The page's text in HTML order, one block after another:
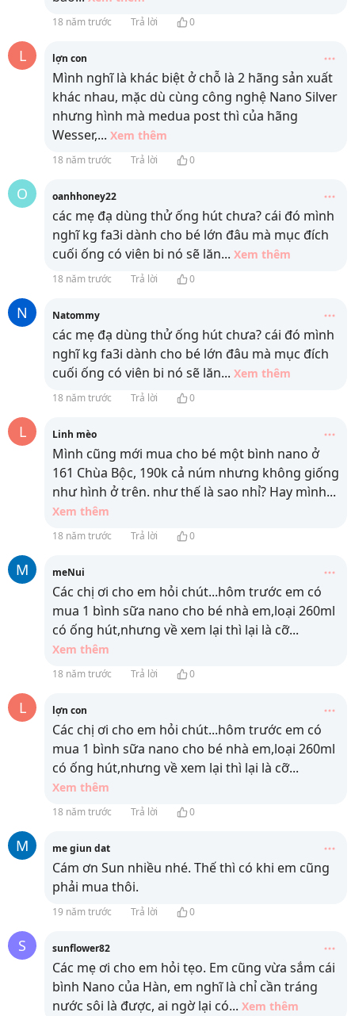
18 năm trước Trả lời 0
L lợn con
Mình nghĩ là khác biệt ở chỗ là 2 hãng sản xuất
khác nhau, mặc dù cùng công nghệ Nano Silver
nhưng hình mà medua post thì của hãng
Wesser,... Xem thêm
18 năm trước Trả lời 0
O oanhhoney22
các mẹ đạ dùng thử ống hút chưa? cái đó mình
nghĩ kg fa3i dành cho bé lớn đâu mà mục đích
cuối ống có viên bi nó sẽ lăn... Xem thêm
18 năm trước Trả lời 0
N Natommy
các mẹ đạ dùng thử ống hút chưa? cái đó mình
nghĩ kg fa3i dành cho bé lớn đâu mà mục đích
cuối ống có viên bi nó sẽ lăn... Xem thêm
18 năm trước Trả lời 0
L Linh mèo
Mình cũng mới mua cho bé một bình nano ở
161 Chùa Bộc, 190k cả núm nhưng không giống
như hình ở trên. như thế là sao nhỉ? Hay mình...
Xem thêm
18 năm trước Trả lời 0
M meNui
Các chị ơi cho em hỏi chút...hôm trước em có
mua 1 bình sữa nano cho bé nhà em,loại 260ml
có ống hút,nhưng về xem lại thì lại là cỡ...
Xem thêm
18 năm trước Trả lời 0
L lợn con
Các chị ơi cho em hỏi chút...hôm trước em có
mua 1 bình sữa nano cho bé nhà em,loại 260ml
có ống hút,nhưng về xem lại thì lại là cỡ...
Xem thêm
18 năm trước Trả lời 0
M me giun dat
Cám ơn Sun nhiều nhé. Thế thì có khi em cũng
phải mua thôi.
19 năm trước Trả lời 0
S sunflower82
Các mẹ ơi cho em hỏi tẹo. Em cũng vừa sắm cái
bình Nano của Hàn, em nghĩ là chỉ cần tráng
nước sôi là được, ai ngờ lại có... Xem thêm